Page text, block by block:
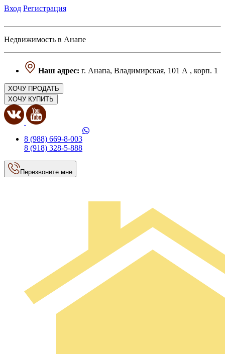
Вход Регистрация
Недвижимость в Анапе
Наш адрес: г. Анапа, Владимирская, 101 А , корп. 1
ХОЧУ ПРОДАТЬ
ХОЧУ КУПИТЬ
8 (988) 669-8-003
8 (918) 328-5-888
Перезвоните мне